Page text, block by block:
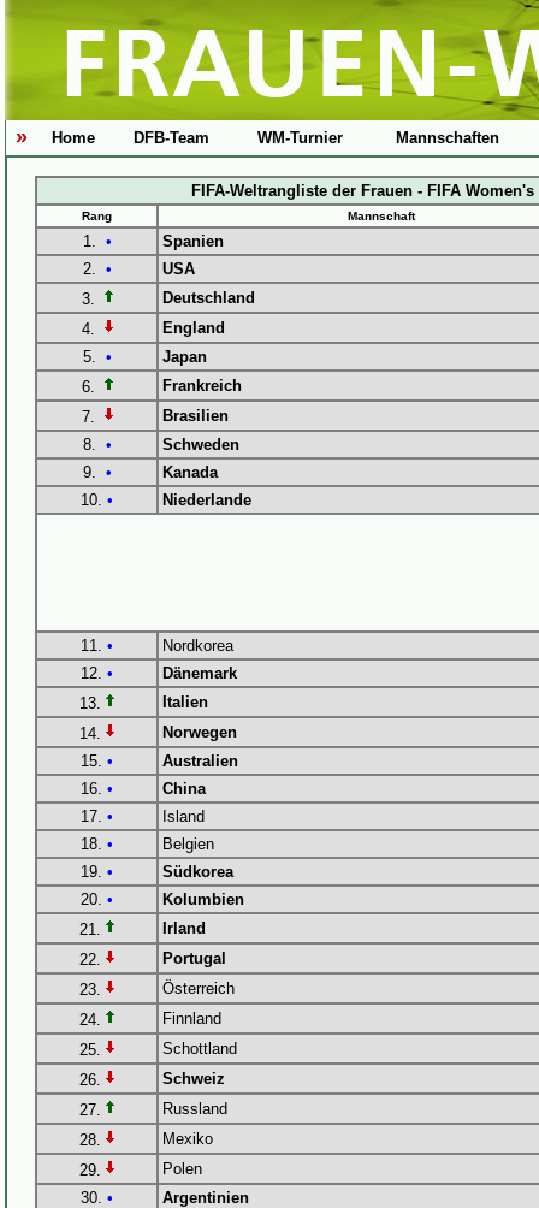
» Home DFB-Team WM-Turnier Mannschaften
FIFA-Weltrangliste der Frauen - FIFA
Rang Mannschaft
1. •
Spanien
2. •
USA
3.
Deutschland
4.
England
5. •
Japan
6.
Frankreich
7.
Brasilien
8. •
Schweden
9. •
Kanada
10. • Niederlande
11. •
Nordkorea
12. •
Dänemark
13.
Italien
14.
Norwegen
15. •
Australien
16. •
China
17. •
Island
18. •
Belgien
19. •
Südkorea
20. •
Kolumbien
21.
Irland
22.
Portugal
23.
Österreich
24.
Finnland
25.
Schottland
26.
Schweiz
27.
Russland
28.
Mexiko
29.
Polen
30. •
Argentinien